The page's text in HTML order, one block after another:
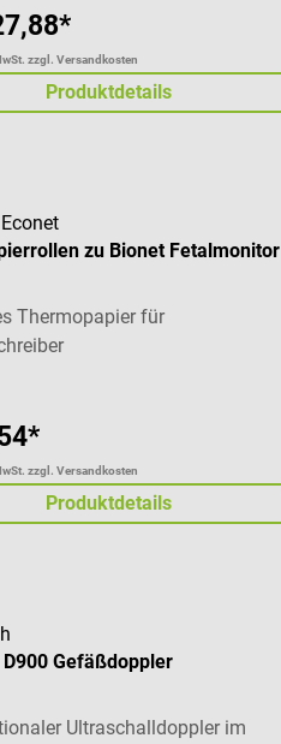
zzgl. Versandkosten
Produktdetails
zu Bionet Fetalmonitor
Thermopapier für
zzgl. Versandkosten
Produktdetails
D900 Gefäßdoppler
Ultraschalldoppler im